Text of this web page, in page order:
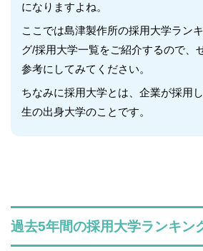
になりますよね。
ここでは島津製作所の採用大学ラン
グ/採用大学一覧をご紹介するので、
参考にしてみてください。
ちなみに採用大学とは、企業が採用
生の出身大学のことです。
過去5年間の採用大学ランキン